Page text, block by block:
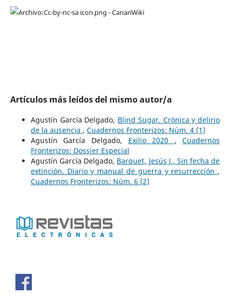
Artículos más leídos del mismo autor/a
Agustín García Delgado, Blind Sugar. Crónica y delirio
de la ausencia , Cuadernos Fronterizos: Núm. 4 (1)
Agustín García Delgado, Exilio 2020 ,Cuadernos
Fronterizos: Dossier Especial
Agustín García Delgado, Barquet, Jesús J., Sin fecha de
extinción. Diario y manual de guerra y resurrección ,
Cuadernos Fronterizos: Núm. 6 (2)